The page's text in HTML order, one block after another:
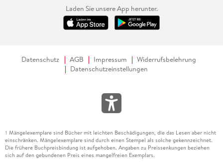
Laden Sie unsere App herunter.
Datenschutz AGB Impressum
Widerrufsbelehrung
Datenschutzeinstellungen
1 Mängelexemplare sind Bücher mit leichten Beschädigungen, die das Lesen aber nicht
einschränken. Mängelexemplare sind durch einen Stempel als solche gekennzeichnet.
Die frühere Buchpreisbindung ist aufgehoben. Angaben zu Preissenkungen beziehen
sich auf den gebundenen Preis eines mangelfreien Exemplars.